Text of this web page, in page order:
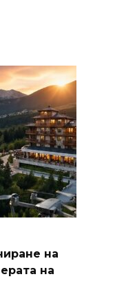
на
на